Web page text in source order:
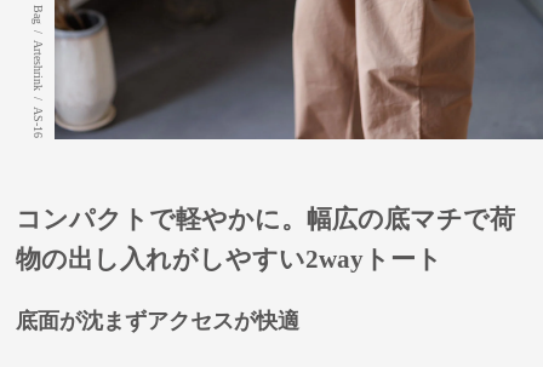
Bag
/
Arteshrink
/
AS-16
コンパクトで軽やかに。幅広の底マチで荷
物の出し入れがしやすい2wayトート
底面が沈まずアクセスが快適